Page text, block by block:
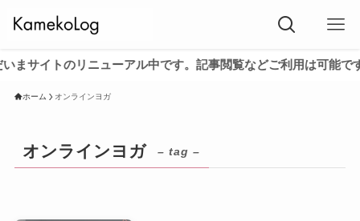
イトのリニューアル中です。記事閲覧などご利用は可能です。
ホーム オンラインヨガ
オンラインヨガ – tag –